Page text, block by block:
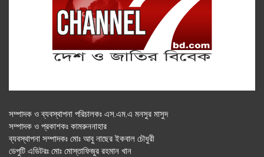
সম্পাদক ও ব্যবস্থাপনা পরিচালকঃ এস.এম.এ মনসুর মাসুদ
সম্পাদক ও প্রকাশকঃ কামরুননাহার
ব্যবস্থাপনা সম্পাদকঃ মোঃ আবু নাছের ইকবাল চৌধুরী
ডেপুটি এডিটরঃ মোঃ মোস্তাফিজুর রহমান খান